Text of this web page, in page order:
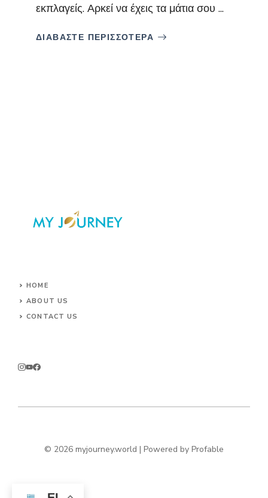
εκπλαγείς. Αρκεί να έχεις τα μάτια σου ...
ΔΙΑΒΑΣΤΕ ΠΕΡΙΣΣΟΤΕΡΑ
HOME
ABOUT US
CONTACT US
© 2026 myjourney.world | Powered by Profable